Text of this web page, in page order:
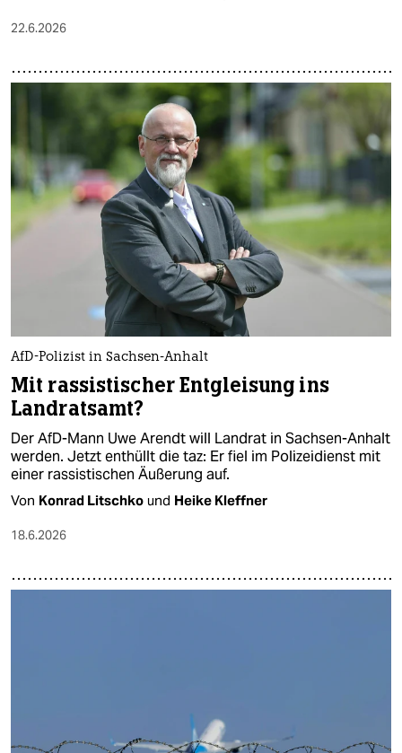
22.6.2026
AfD-Polizist in Sachsen-Anhalt
Mit rassistischer Entgleisung ins
Landratsamt?
Der AfD-Mann Uwe Arendt will Landrat in Sachsen-Anhalt
werden. Jetzt enthüllt die taz: Er fiel im Polizeidienst mit
einer rassistischen Äußerung auf.
Von Konrad Litschko und Heike Kleffner
18.6.2026